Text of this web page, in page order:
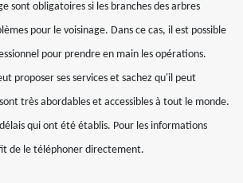
sont obligatoires si les branches des arbres
pour le voisinage. Dans ce cas, il est possible
pour prendre en main les opérations.
proposer ses services et sachez qu'il peut
très abordables et accessibles à tout le monde.
qui ont été établis. Pour les informations
de le téléphoner directement.